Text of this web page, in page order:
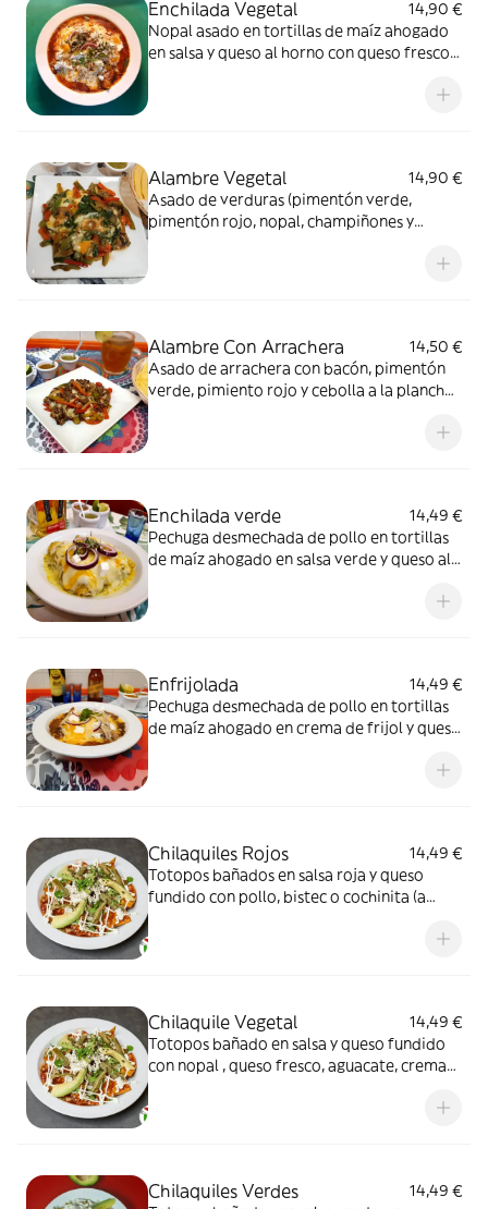
Enchilada Vegetal
14,90 €
Nopal asado en tortillas de maíz ahogado
en salsa y queso al horno con queso fresco y
Alambre Vegetal
14,90 €
Asado de verduras (pimentón verde,
pimentón rojo, nopal, champiñones y
Alambre Con Arrachera
14,50 €
Asado de arrachera con bacón, pimentón
verde, pimiento rojo y cebolla a la plancha
Enchilada verde
14,49 €
Pechuga desmechada de pollo en tortillas
de maíz ahogado en salsa verde y queso al
Enfrijolada
14,49 €
Pechuga desmechada de pollo en tortillas
de maíz ahogado en crema de frijol y queso
Chilaquiles Rojos
14,49 €
Totopos bañados en salsa roja y queso
fundido con pollo, bistec o cochinita (a
Chilaquile Vegetal
14,49 €
Totopos bañado en salsa y queso fundido
con nopal , queso fresco, aguacate, crema
Chilaquiles Verdes
14,49 €